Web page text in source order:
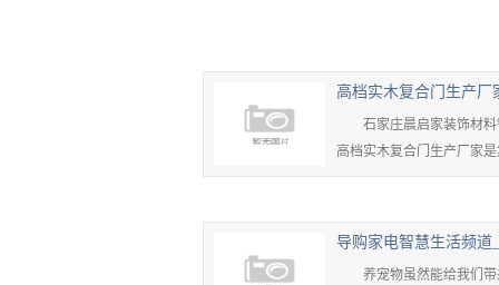
高档实木复合门生产厂
石家庄晨启家装饰材料
高档实木复合门生产厂家
企......
导购家电智慧生活频道
养宠物虽然能给我们带